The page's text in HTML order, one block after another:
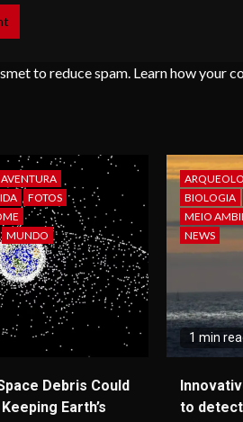
to reduce spam. Learn how your
AVENTURA
FOTOS
MUNDO
Debris Could
Earth’s
BIOLOGIA
MEIO
NEWS
1 min
to